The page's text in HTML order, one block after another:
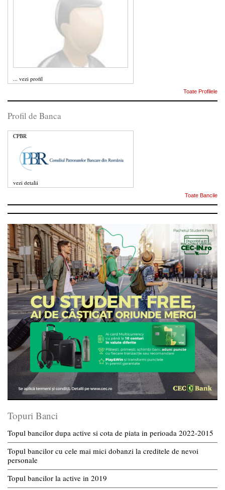
... vezi profil
Toate Profilele
Profil de Banca
CPBR
vezi detalii
Toate Bancile
Topuri Banci
Topul bancilor dupa active si cota de piata in perioada 2022-2015
Topul bancilor cu cele mai mici dobanzi la creditele de nevoi
personale
Topul bancilor la active in 2019